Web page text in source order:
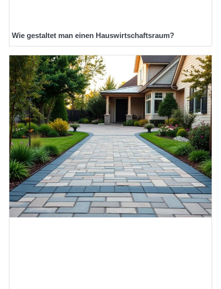
Wie gestaltet man einen Hauswirtschaftsraum?